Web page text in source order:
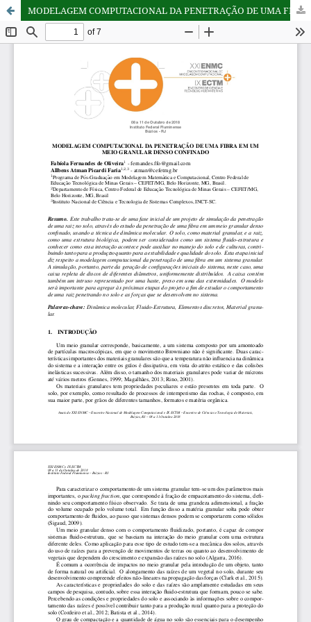
MODELAGEM COMPUTACIONAL DA PENETRAÇÃO DE UMA FIBRA EM UM MEIO GRANULAR DENSO CONFINADO